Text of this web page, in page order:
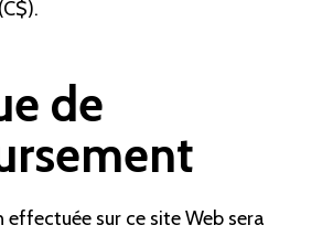
de
sur ce site Web sera